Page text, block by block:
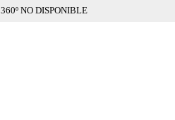
360º NO DISPONIBLE